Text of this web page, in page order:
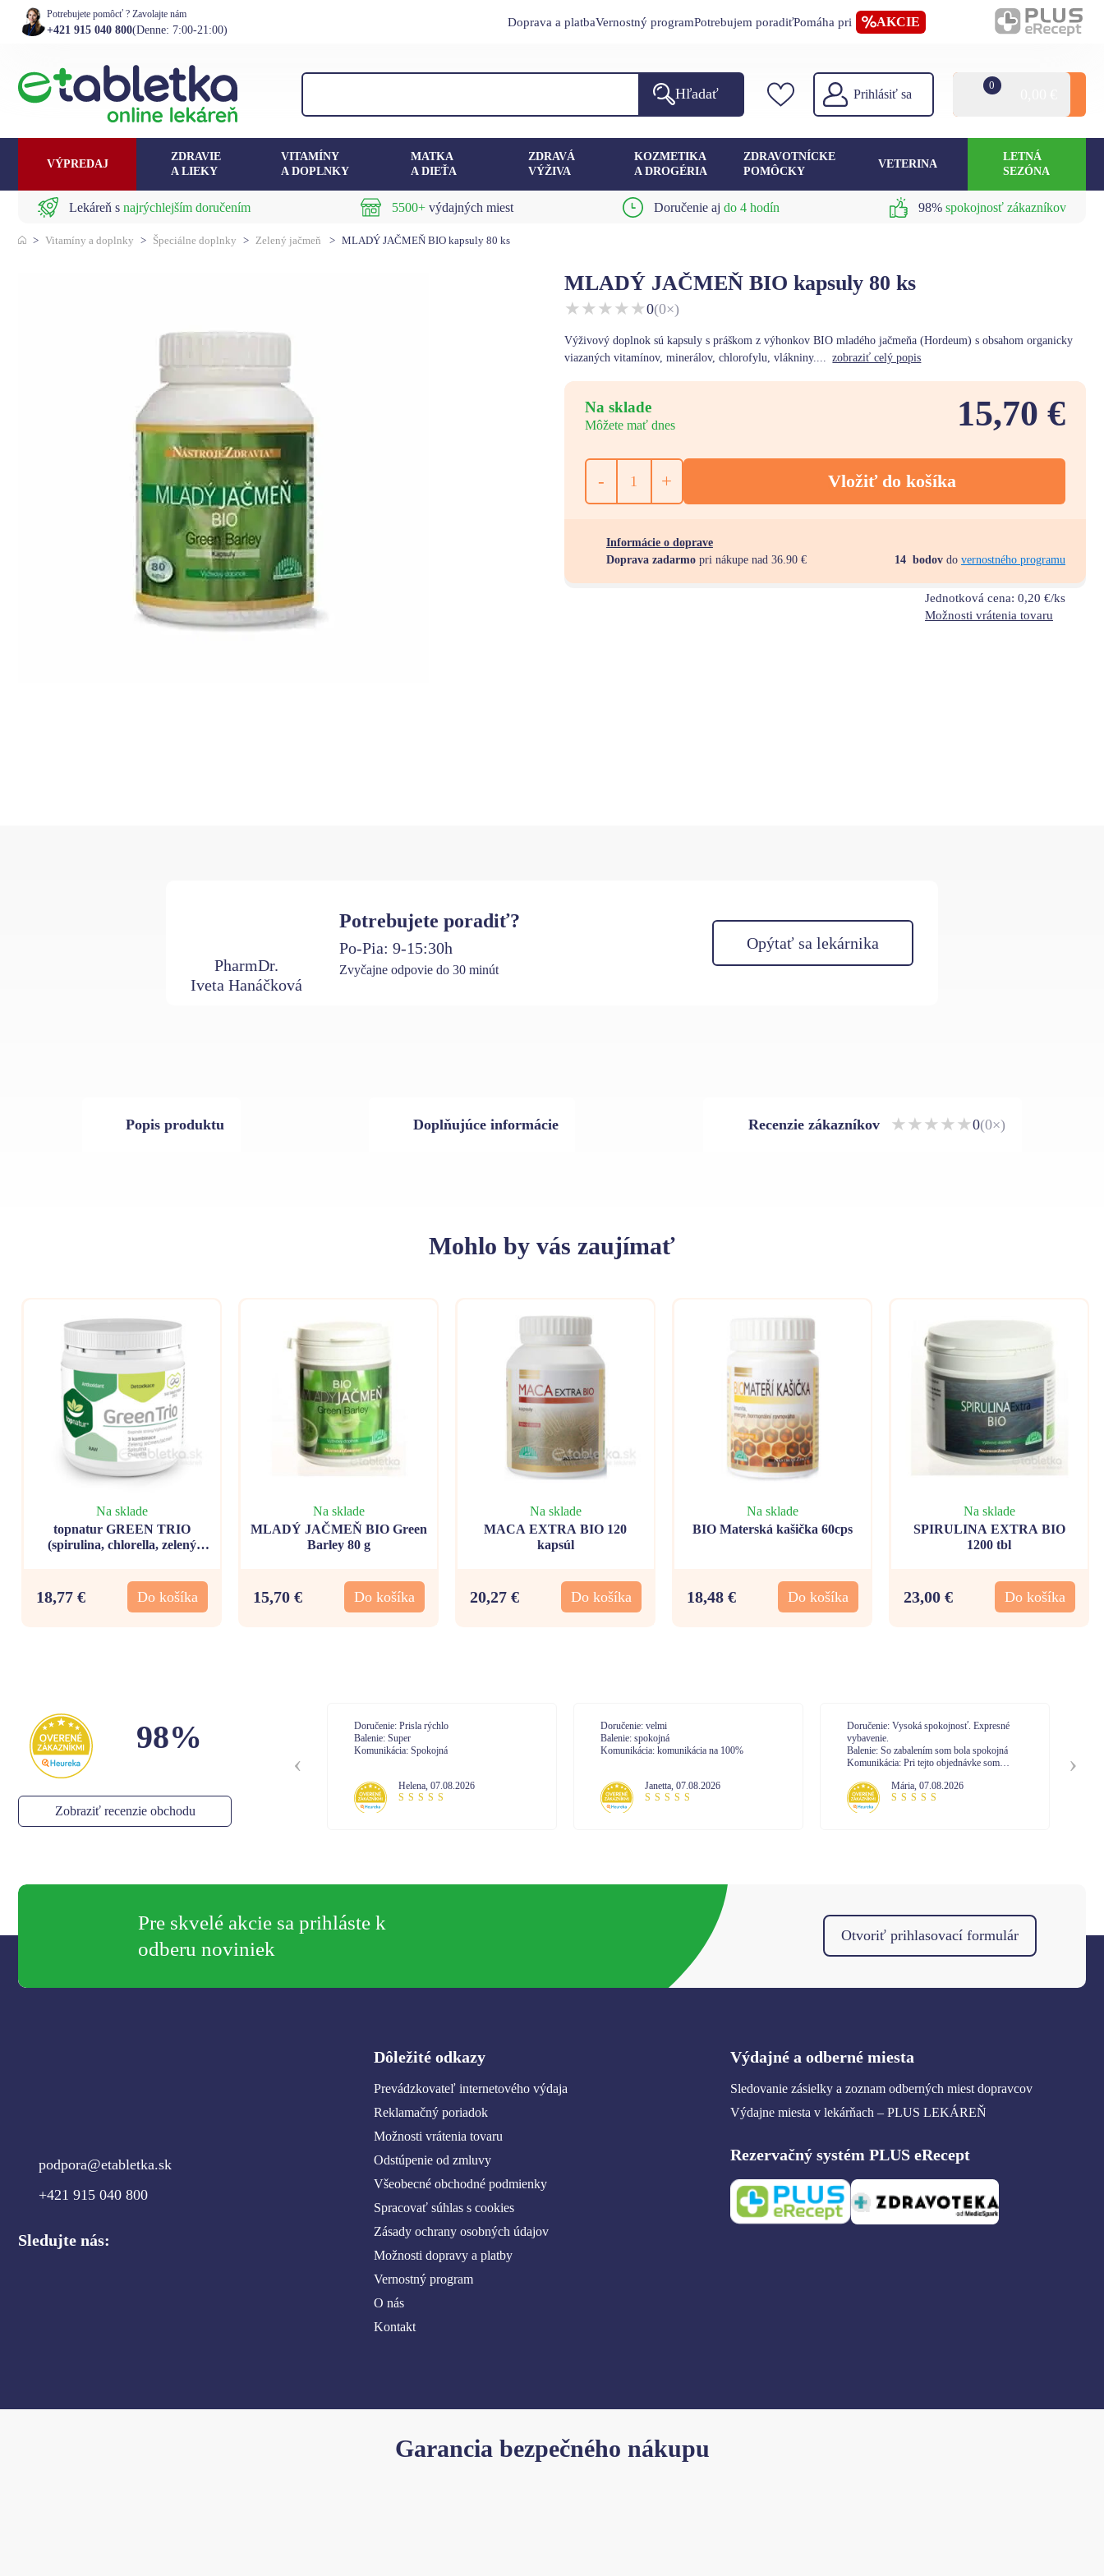
Potrebujete pomôcť ? Zavolajte nám
+421 915 040 800(Denne: 7:00-21:00)
Doprava a platbaVernostný programPotrebujem poradiťPomáha pri AKCIE
Hľadať Prihlásiť sa
0
VÝPREDAJ
ZDRAVIE
A LIEKY
VITAMÍNY
A DOPLNKY
MATKA
A DIEŤA
ZDRAVÁ
VÝŽIVA
KOZMETIKA
A DROGÉRIA
ZDRAVOTNÍCKE
POMÔCKY
VETERINA
LETNÁ
SEZÓNA
Lekáreň snajrýchlejším doručením 5500+výdajných miest Doručenie ajdo 4 hodín 98% spokojnosť zákazníkov
> Vitamíny a doplnky > Špeciálne doplnky > Zelený jačmeň > MLADÝ JAČMEŇ BIO kapsuly 80 ks
MLADÝ JAČMEŇ BIO kapsuly 80 ks
★★★★★0(0×)
Výživový doplnok sú kapsuly s práškom z výhonkov BIO mladého jačmeňa (Hordeum) s obsahom organicky
viazaných vitamínov, minerálov, chlorofylu, vlákniny.... zobraziť celý popis
Na sklade
Môžete mať dnes 15,70 €
- + Vložiť do košíka
Informácie o doprave
Doprava zadarmopri nákupe nad 36.90 € 14 bodovdo vernostného programu
Jednotková cena: 0,20 €/ks
Možnosti vrátenia tovaru
PharmDr.
Iveta Hanáčková
Potrebujete poradiť?
Po-Pia: 9-15:30h
Zvyčajne odpovie do 30 minút
Opýtať sa lekárnika
Popis produktu Doplňujúce informácie Recenzie zákazníkov ★★★★★0(0×)
Mohlo by vás zaujímať
Na sklade
topnatur GREEN TRIO
(spirulina, chlorella, zelený
18,77 € Do košíka
Na sklade
MLADÝ JAČMEŇ BIO Green
Barley 80 g
15,70 € Do košíka
Na sklade
MACA EXTRA BIO 120
kapsúl
20,27 € Do košíka
Na sklade
BIO Materská kašička 60cps
18,48 € Do košíka
Na sklade
SPIRULINA EXTRA BIO
1200 tbl
23,00 € Do košíka
98%
Zobraziť recenzie obchodu
Rychle dodanie
Doručenie: Prisla rýchlo
Balenie: Super
Komunikácia: Spokojná
Helena, 07.08.2026
Doručenie: velmi
Balenie: spokojná
Komunikácia: komunikácia na 100%
Janetta, 07.08.2026
Doručenie: Vysoká spokojnosť. Expresné
vybavenie.
Balenie: So zabalením som bola spokojná
Komunikácia: Pri tejto objednávke som
skúsenosť z minula. Vysoká profesionalita
pri vybavovaní.
Mária, 07.08.2026
Pre skvelé akcie sa prihláste k
odberu noviniek
Otvoriť prihlasovací formulár
podpora@etabletka.sk
+421 915 040 800
Sledujte nás:
Dôležité odkazy
Prevádzkovateľ internetového výdaja
Reklamačný poriadok
Možnosti vrátenia tovaru
Odstúpenie od zmluvy
Všeobecné obchodné podmienky
Spracovať súhlas s cookies
Zásady ochrany osobných údajov
Možnosti dopravy a platby
Vernostný program
O nás
Kontakt
Výdajné a odberné miesta
Sledovanie zásielky a zoznam odberných miest dopravcov
Výdajne miesta v lekárňach – PLUS LEKÁREŇ
Rezervačný systém PLUS eRecept
Garancia bezpečného nákupu